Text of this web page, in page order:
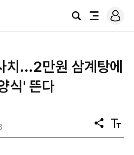
검
전
로
그
치...2만원 삼계탕에
식' 뜬다
공
유
텍
스